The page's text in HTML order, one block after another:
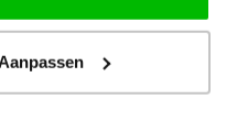
Aanpassen